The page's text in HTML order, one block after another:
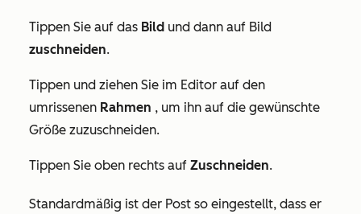
Tippen Sie auf das Bild und dann auf Bild
zuschneiden.
Tippen und ziehen Sie im Editor auf den
umrissenen Rahmen , um ihn auf die gewünschte
Größe zuzuschneiden.
Tippen Sie oben rechts auf Zuschneiden.
Standardmäßig ist der Post so eingestellt, dass er